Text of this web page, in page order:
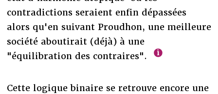
contradictions seraient enfin dépassées
alors qu'en suivant Proudhon, une meilleure
société aboutirait (déjà) à une
"équilibration des contraires".
Cette logique binaire se retrouve encore une